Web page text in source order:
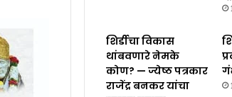
शिर्डीचा विकास
थांबवणारे नेमके
कोण? — ज्येष्ठ पत्रकार
राजेंद्र बनकर यांचा